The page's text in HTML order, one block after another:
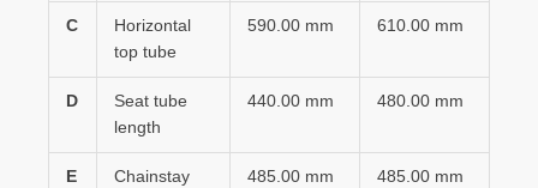
C
Horizontal
top tube
590.00 mm 610.00 mm
D
Seat tube
length
440.00 mm 480.00 mm
E
Chainstay
485.00 mm 485.00 mm